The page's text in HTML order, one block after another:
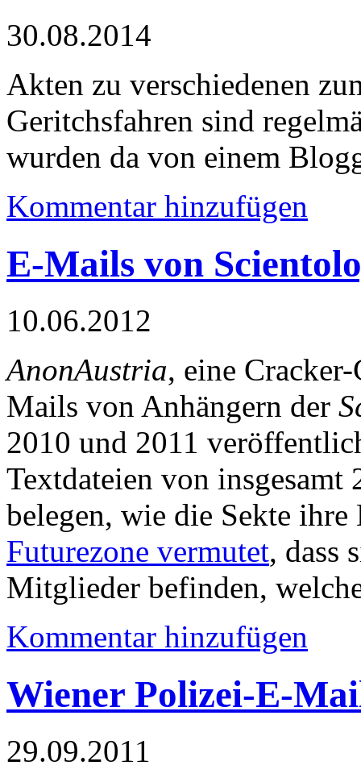
30.08.2014
Akten zu verschiedenen
Geritchsfahren sind
wurden da von einem
Kommentar hinzufügen
E-Mails von
10.06.2012
AnonAustria, eine
Mails von Anhängern der
2010 und 2011
Textdateien von
belegen, wie die Sekte
Futurezone vermutet, dass
Mitglieder befinden,
Kommentar hinzufügen
Wiener Polizei-E-
29.09.2011